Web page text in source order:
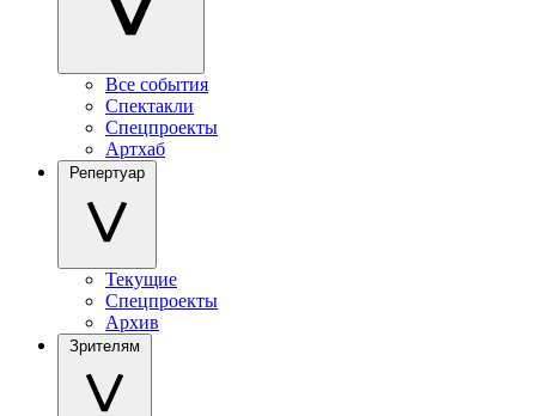
Все события
Спектакли
Спецпроекты
Артхаб
Репертуар
Текущие
Спецпроекты
Архив
Зрителям